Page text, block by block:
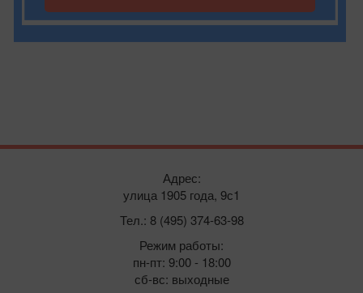
Адрес:
улица 1905 года, 9с1
Тел.: 8 (495) 374-63-98
Режим работы:
пн-пт: 9:00 - 18:00
сб-вс: выходные